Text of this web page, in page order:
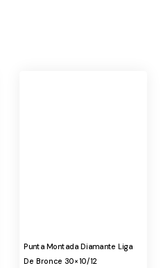
Punta Montada Diamante Liga
De Bronce 30×10/12